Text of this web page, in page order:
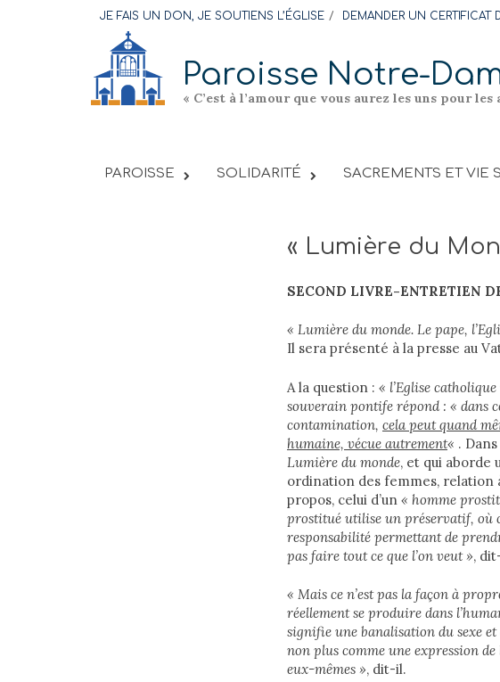
content
JE FAIS UN DON, JE SOUTIENS L’ÉGLISE DEMANDER UN CERTIFICAT
Paroisse Notre-
« C’est à l’amour que vous aurez les uns pour
PAROISSE SOLIDARITÉ SACREMENTS ET VIE
« Lumière du
SECOND LIVRE-ENTRETIEN
« Lumière du monde. Le pape,
Il sera présenté à la presse au
A la question : « l’Eglise
souverain pontife répond : « dans
contamination, cela peut quand
humaine, vécue autrement« .
Lumière du monde, et qui aborde
ordination des femmes, relation
propos, celui d’un « homme
prostitué utilise un préservatif, où
responsabilité permettant de
pas faire tout ce que l’on veut »,
« Mais ce n’est pas la façon à
réellement se produire dans
signifie une banalisation du sexe et
non plus comme une expression
eux-mêmes », dit-il.